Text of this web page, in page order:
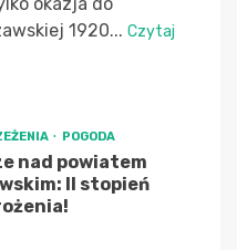
okazja do
1920... Czytaj
POGODA
nad powiatem
II stopień